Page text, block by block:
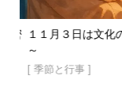
１１月３日は文化
～
[ 季節と行事 ]